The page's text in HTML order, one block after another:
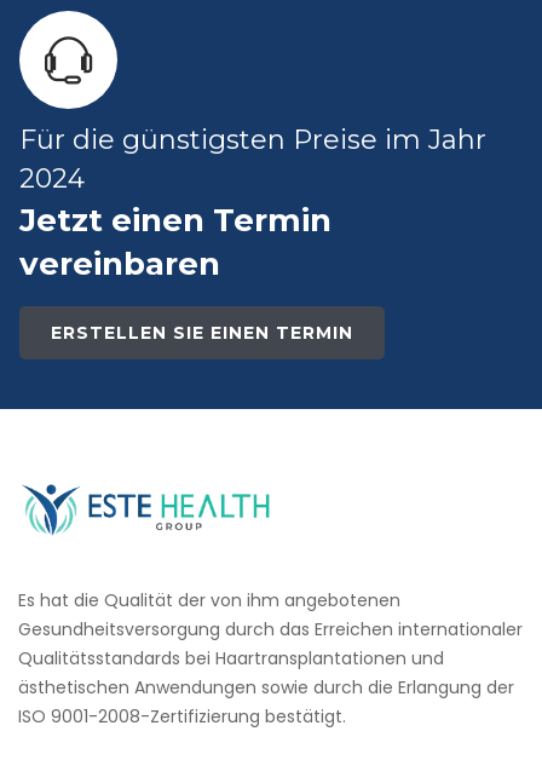
Für die günstigsten Preise im Jahr
2024
Jetzt einen Termin
vereinbaren
ERSTELLEN SIE EINEN TERMIN
Es hat die Qualität der von ihm angebotenen
Gesundheitsversorgung durch das Erreichen internationaler
Qualitätsstandards bei Haartransplantationen und
ästhetischen Anwendungen sowie durch die Erlangung der
ISO 9001-2008-Zertifizierung bestätigt.